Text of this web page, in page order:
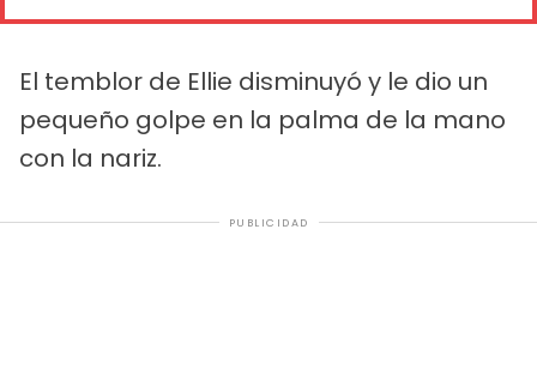
El temblor de Ellie disminuyó y le dio un
pequeño golpe en la palma de la mano
con la nariz.
PUBLICIDAD